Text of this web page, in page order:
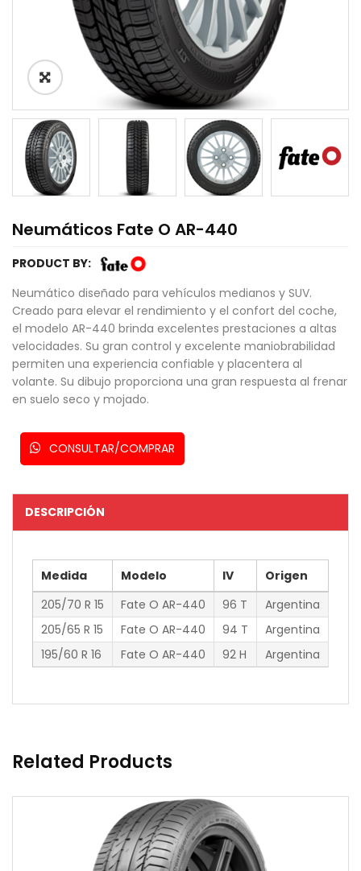
Neumáticos Fate O AR-440
PRODUCT BY:
Neumático diseñado para vehículos medianos y SUV.
Creado para elevar el rendimiento y el confort del coche,
el modelo AR-440 brinda excelentes prestaciones a altas
velocidades. Su gran control y excelente maniobrabilidad
permiten una experiencia confiable y placentera al
volante. Su dibujo proporciona una gran respuesta al frenar
en suelo seco y mojado.
CONSULTAR/COMPRAR
DESCRIPCIÓN
Medida Modelo IV
Origen
205/70 R 15
Fate O AR-440 96 T
Argentina
205/65 R 15
Fate O AR-440 94 T
Argentina
195/60 R 16
Fate O AR-440 92 H Argentina
Related Products